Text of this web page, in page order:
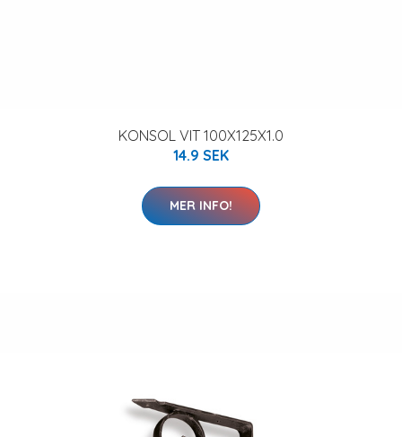
KONSOL VIT 100X125X1.0
14.9 SEK
MER INFO!